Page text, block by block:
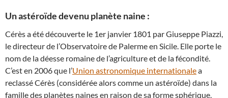
Un astéroïde devenu planète naine :
Cérès a été découverte le 1er janvier 1801 par Giuseppe Piazzi,
le directeur de l’Observatoire de Palerme en Sicile. Elle porte le
nom de la déesse romaine de l’agriculture et de la fécondité.
C’est en 2006 que l’Union astronomique internationalea
reclassé Cérès (considérée alors comme un astéroïde) dans la
famille des planètes naines en raison de sa forme sphérique.